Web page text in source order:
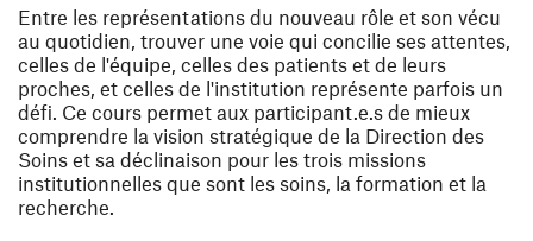
Entre les représentations du nouveau rôle et son vécu
au quotidien, trouver une voie qui concilie ses attentes,
celles de l'équipe, celles des patients et de leurs
proches, et celles de l'institution représente parfois un
défi. Ce cours permet aux participant.e.s de mieux
comprendre la vision stratégique de la Direction des
Soins et sa déclinaison pour les trois missions
institutionnelles que sont les soins, la formation et la
recherche.